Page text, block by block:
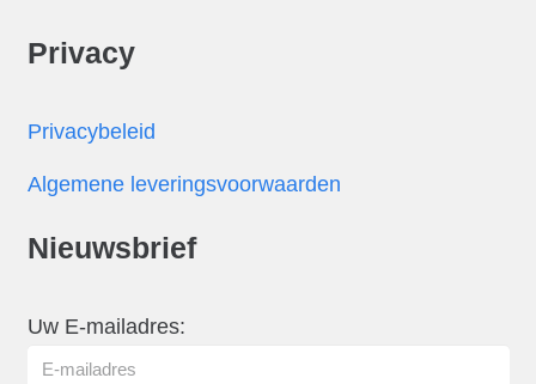
Privacy
Privacybeleid
Algemene leveringsvoorwaarden
Nieuwsbrief
Uw E-mailadres: